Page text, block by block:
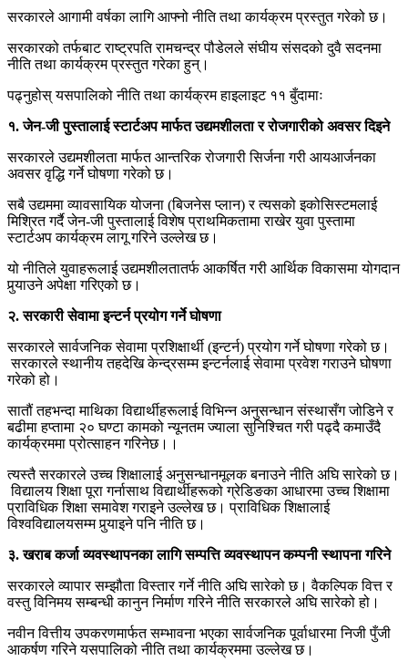
सरकारले आगामी वर्षका लागि आफ्नो नीति तथा कार्यक्रम प्रस्तुत गरेको छ।
सरकारको तर्फबाट राष्ट्रपति रामचन्द्र पौडेलले संघीय संसदको दुवै सदनमा
नीति तथा कार्यक्रम प्रस्तुत गरेका हुन्।
पढ्नुहोस् यसपालिको नीति तथा कार्यक्रम हाइलाइट ११ बुँदामाः
१. जेन-जी पुस्तालाई स्टार्टअप मार्फत उद्यमशीलता र रोजगारीको अवसर दिइने
सरकारले उद्यमशीलता मार्फत आन्तरिक रोजगारी सिर्जना गरी आयआर्जनका
अवसर वृद्धि गर्ने घोषणा गरेको छ।
सबै उद्यममा व्यावसायिक योजना (बिजनेस प्लान) र त्यसको इकोसिस्टमलाई
मिश्रित गर्दै जेन-जी पुस्तालाई विशेष प्राथमिकतामा राखेर युवा पुस्तामा
स्टार्टअप कार्यक्रम लागू गरिने उल्लेख छ।
यो नीतिले युवाहरूलाई उद्यमशीलतातर्फ आकर्षित गरी आर्थिक विकासमा योगदान
पुर्‍याउने अपेक्षा गरिएको छ।
२. सरकारी सेवामा इन्टर्न प्रयोग गर्ने घोषणा
सरकारले सार्वजनिक सेवामा प्रशिक्षार्थी (इन्टर्न) प्रयोग गर्ने घोषणा गरेको छ।
सरकारले स्थानीय तहदेखि केन्द्रसम्म इन्टर्नलाई सेवामा प्रवेश गराउने घोषणा
गरेको हो।
सातौं तहभन्दा माथिका विद्यार्थीहरूलाई विभिन्न अनुसन्धान संस्थासँग जोडिने र
बढीमा हप्तामा २० घण्टा कामको न्यूनतम ज्याला सुनिश्चित गरी पढ्दै कमाउँदै
कार्यक्रममा प्रोत्साहन गरिनेछ।।
त्यस्तै सरकारले उच्च शिक्षालाई अनुसन्धानमूलक बनाउने नीति अघि सारेको छ।
विद्यालय शिक्षा पूरा गर्नासाथ विद्यार्थीहरूको ग्रेडिङका आधारमा उच्च शिक्षामा
प्राविधिक शिक्षा समावेश गराइने उल्लेख छ। प्राविधिक शिक्षालाई
विश्वविद्यालयसम्म पुर्‍याइने पनि नीति छ।
३. खराब कर्जा व्यवस्थापनका लागि सम्पत्ति व्यवस्थापन कम्पनी स्थापना गरिने
सरकारले व्यापार सम्झौता विस्तार गर्ने नीति अघि सारेको छ। वैकल्पिक वित्त र
वस्तु विनिमय सम्बन्धी कानुन निर्माण गरिने नीति सरकारले अघि सारेको हो।
नवीन वित्तीय उपकरणमार्फत सम्भावना भएका सार्वजनिक पूर्वाधारमा निजी पुँजी
आकर्षण गरिने यसपालिको नीति तथा कार्यक्रममा उल्लेख छ।